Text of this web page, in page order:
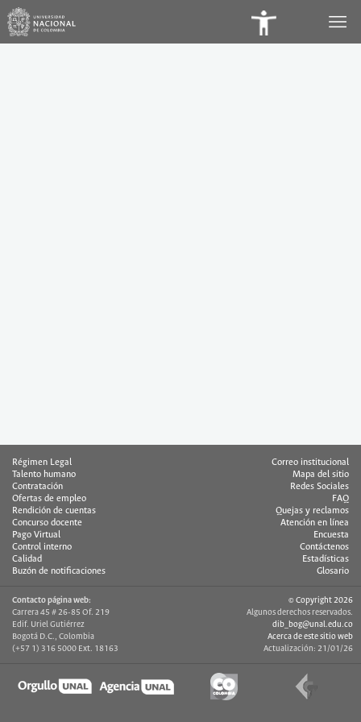
Régimen Legal
Talento humano
Contratación
Ofertas de empleo
Rendición de cuentas
Concurso docente
Pago Virtual
Control interno
Calidad
Buzón de notificaciones
Correo institucional
Mapa del sitio
Redes Sociales
FAQ
Quejas y reclamos
Atención en línea
Encuesta
Contáctenos
Estadísticas
Glosario
Contacto página web:
Carrera 45 # 26-85 Of. 219
Edif. Uriel Gutiérrez
Bogotá D.C., Colombia
(+57 1) 316 5000 Ext. 18163
© Copyright 2026
Algunos derechos reservados.
dib_bog@unal.edu.co
Acerca de este sitio web
Actualización: 21/01/26